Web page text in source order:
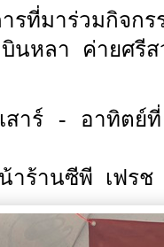
ารที่มาร่วมกิจ
บินหลา ค่ายศรี
เสาร์ - อาทิต
ร้านซีพี เฟรช